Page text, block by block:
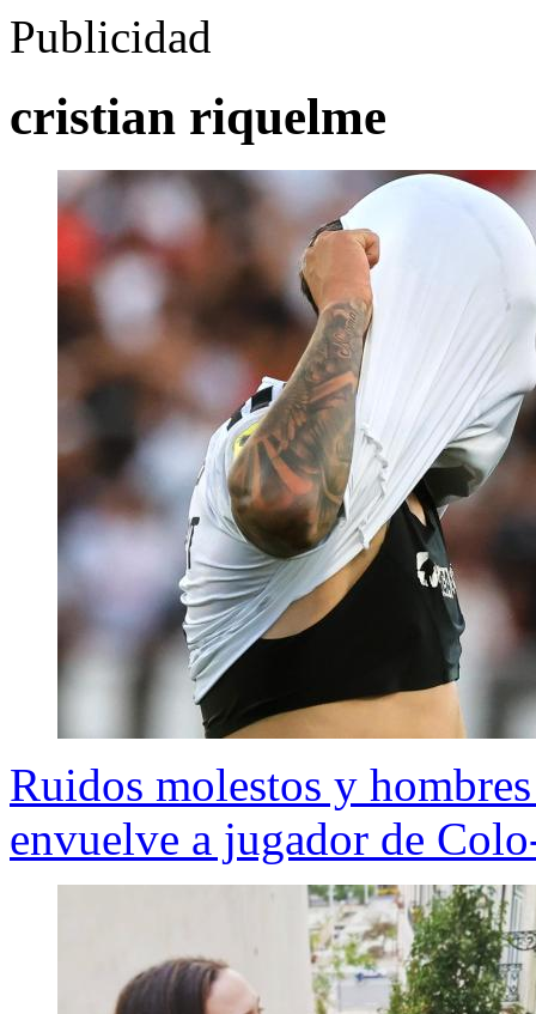
Publicidad
cristian riquelme
Ruidos molestos y
envuelve a jugador de